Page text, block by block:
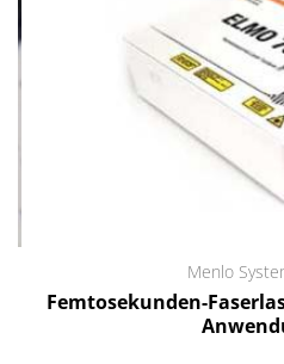
Menlo
Femtosekunden-